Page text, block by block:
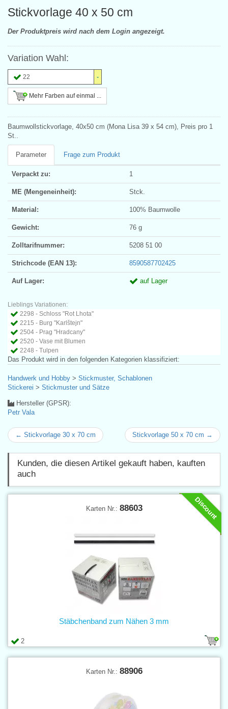
Stickvorlage 40 x 50 cm
Der Produktpreis wird nach dem Login angezeigt.
Variation Wahl:
22
Mehr Farben auf einmal ...
Baumwollstickvorlage, 40x50 cm (Mona Lisa 39 x 54 cm), Preis pro 1
St..
Parameter Frage zum Produkt
Verpackt zu: 1
ME (Mengeneinheit): Stck.
Material: 100% Baumwolle
Gewicht: 76 g
Zolltarifnummer: 5208 51 00
Strichcode (EAN 13): 8590587702425
Auf Lager: auf Lager
Lieblings Variationen:
2298 - Schloss "Rot Lhota"
2215 - Burg "Karlštejn"
2504 - Prag "Hradcany"
2520 - Vase mit Blumen
2248 - Tulpen
Das Produkt wird in den folgenden Kategorien klassifiziert:
Handwerk und Hobby > Stickmuster, Schablonen
Stickerei > Stickmuster und Sätze
Hersteller (GPSR):
Petr Vala
← Stickvorlage 30 x 70 cm Stickvorlage 50 x 70 cm →
Kunden, die diesen Artikel gekauft haben, kauften
auch
Discount
Karten Nr.: 88603
2
Stäbchenband zum Nähen 3 mm
Karten Nr.: 88906